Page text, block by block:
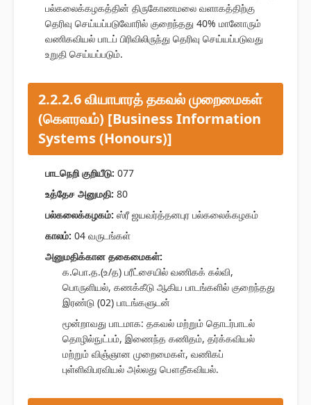
பல்கலைக்கழகத்தின் திருகோணமலை வளாகத்திற்கு
தெரிவு செய்யப்படுவோரில் குறைந்தது 40% மானோரும்
வணிகவியல் பாடப் பிரிவிலிருந்து தெரிவு செய்யப்படுவது
உறுதி செய்யப்படும்.
2.2.2.6 வியாபாரத் தகவல் முறைமைகள்
(கெளரவம்) [Business Information
Systems (Honours)]
பாடநெறி குறியீடு: 077
உத்தேச அனுமதி: 80
பல்கலைக்கழகம்: ஸ்ரீ ஜயவர்த்தனபுர பல்கலைக்கழகம்
காலம்: 04 வருடங்கள்
அனுமதிக்கான தகைமைகள்:
க.பொ.த.(உ/த) பரீட்சையில் வணிகக் கல்வி,
பொருளியல், கணக்கீடு ஆகிய பாடங்களில் குறைந்தது
இரண்டு (02) பாடங்களுடன்
மூன்றாவது பாடமாக: தகவல் மற்றும் தொடர்பாடல்
தொழில்நுட்பம், இணைந்த கணிதம், தர்க்கவியல்
மற்றும் விஞ்ஞான முறைமைகள், வணிகப்
புள்ளிவிபரவியல் அல்லது பௌதீகவியல்.